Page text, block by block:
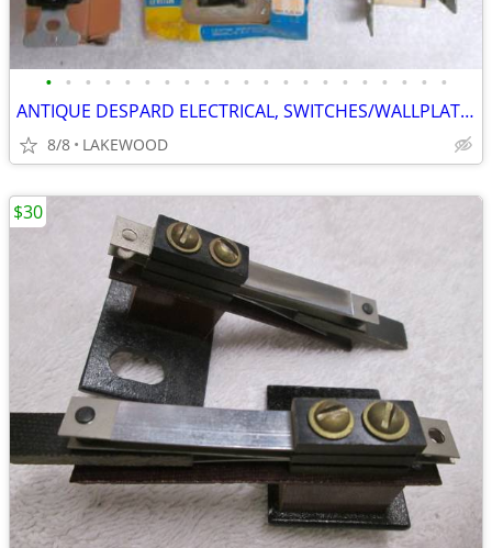
• • • • • • • • • • • • • • • • • • • • •
ANTIQUE DESPARD ELECTRICAL, SWITCHES/WALLPLATES/OUTLETS, Used/New
8/8 LAKEWOOD
$30